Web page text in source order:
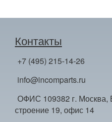
Контакты
+7 (495) 215-14-26
info@incomparts.ru
ОФИС 109382 г. Москва,
строение 19, офис 14